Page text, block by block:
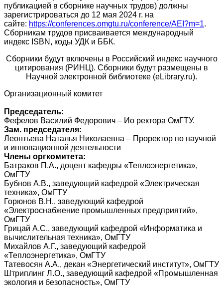
публикацией в сборнике научных трудов) должны
зарегистрироваться до 12 мая 2024 г. на
сайте: https://conferences.omgtu.ru/conference/AEI?m=1.
Сборникам трудов присваивается международный
индекс ISBN, коды УДК и ББК.
Сборники будут включены в Российский индекс научного
цитирования (РИНЦ). Сборники будут размещены в
Научной электронной библиотеке (eLibrary.ru).
Организационный комитет
Председатель:
Фефелов Василий Федорович – Ио ректора ОмГТУ.
Зам. председателя:
Леонтьева Наталья Николаевна – Проректор по научной
и инновационной деятельности
Члены оргкомитета:
Батраков П.А., доцент кафедры «Теплоэнергетика»,
ОмГТУ
Бубнов А.В., заведующий кафедрой «Электрическая
техника», ОмГТУ
Горюнов В.Н., заведующий кафедрой
«Электроснабжение промышленных предприятий»,
ОмГТУ
Грицай А.С., заведующий кафедрой «Информатика и
вычислительная техника», ОмГТУ
Михайлов А.Г., заведующий кафедрой
«Теплоэнергетика», ОмГТУ
Татевосян А.А., декан «Энергетический институт», ОмГТУ
Штриплинг Л.О., заведующий кафедрой «Промышленная
экология и безопасность», ОмГТУ